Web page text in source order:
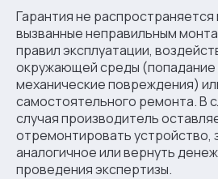
Гарантия не
вызванные неправильным
правил эксплуатации,
окружающей среды (попадание
механические повреждения)
самостоятельного ремонта. В
случая производитель
отремонтировать устройство,
аналогичное или вернуть
проведения экспертизы.